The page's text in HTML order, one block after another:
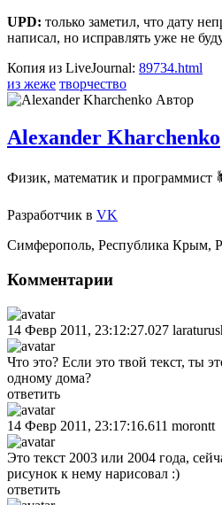
UPD: только заметил, что дату
написал, но исправлять уже не
Копия из LiveJournal: 89734.html
из жеже творчество
Автор
Alexander Kharchenko
Физик, математик и программист
Разработчик в VK
Симферополь, Республика Крым,
Комментарии
14 Февр 2011, 23:12:27.027
Что это? Если это твой текст, ты
одному дома?
ответить
14 Февр 2011, 23:17:16.611 morontt
Это текст 2003 или 2004 года,
рисунок к нему нарисовал :)
ответить